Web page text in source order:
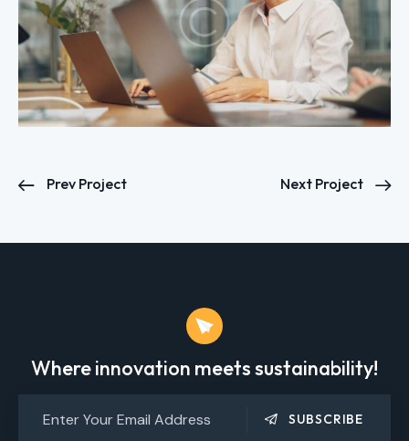
Prev Project Next Project
Where innovation meets sustainability!
SUBSCRIBE